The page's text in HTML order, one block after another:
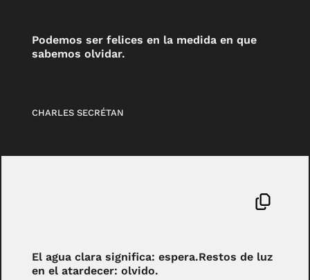
Podemos ser felices en la medida en que
sabemos olvidar.
CHARLES SECRÉTAN
El agua clara significa: espera.Restos de luz
en el atardecer: olvido.